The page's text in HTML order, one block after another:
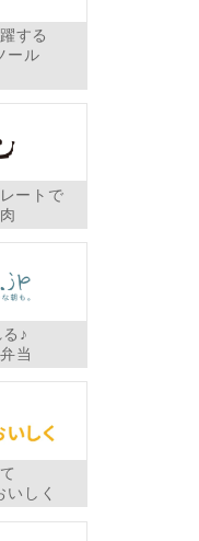
する
ール
ートで
♪
当
しく